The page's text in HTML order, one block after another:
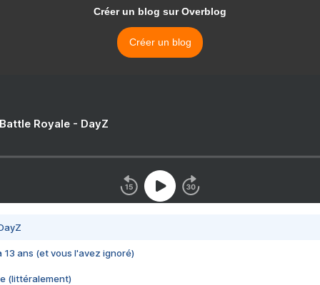
Créer un blog sur Overblog
Créer un blog
Royale - DayZ
13 ans (et vous l'avez ignoré)
(littéralement)